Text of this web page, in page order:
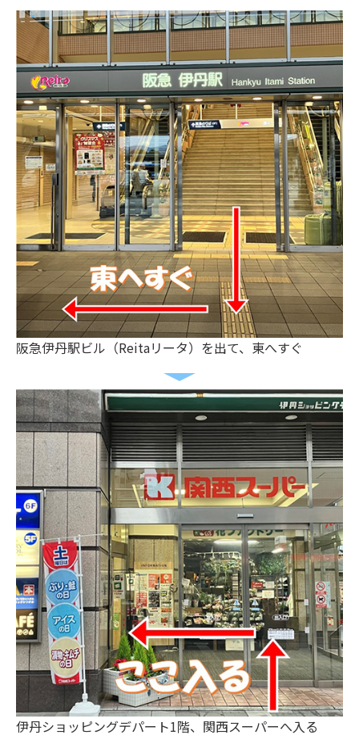
阪急伊丹駅ビル（Reitaリータ）を出て、東へすぐ
伊丹ショッピングデパート1階、関西スーパーへ入る